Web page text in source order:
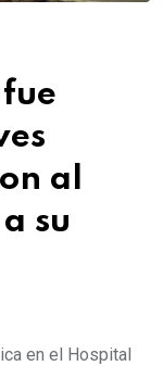
al
su
en el Hospital